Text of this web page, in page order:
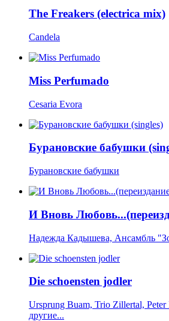
The Freakers (electrica mix)
Candela
Miss Perfumado
Cesaria Evora
Бурановские бабушки
Бурановские бабушки
И Вновь
Надежда Кадышева, Ансамбль
Die schoensten jodler
Ursprung Buam, Trio Zillertal,
другие...